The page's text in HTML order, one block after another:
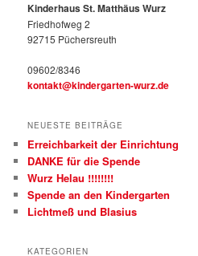
Kinderhaus St. Matthäus Wurz
Friedhofweg 2
92715 Püchersreuth
09602/8346
kontakt@kindergarten-wurz.de
NEUESTE BEITRÄGE
Erreichbarkeit der Einrichtung
DANKE für die Spende
Wurz Helau !!!!!!!!
Spende an den Kindergarten
Lichtmeß und Blasius
KATEGORIEN